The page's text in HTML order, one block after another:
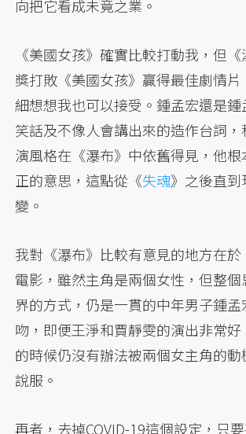
向把它看成未竟之業。
《美國女孩》確實比較打動我，但
獎打敗《美國女孩》贏得最佳劇情
細想想我也可以接受。鍾孟宏還是
笑話及不像人會講出來的造作台詞
演風格在《瀑布》中依舊得見，他
正的意思，這點從《失魂》之後直
變。
我對《瀑布》比較有意見的地方在
電影，雖然主角是兩個女性，但整
界的方式，仍是一貫的中年男子鍾孟
吻，即便王淨和賈靜雯的演出非常
的時候仍沒有辦法被兩個女主角的
說服。
再者，去掉COVID-19這個設定，只